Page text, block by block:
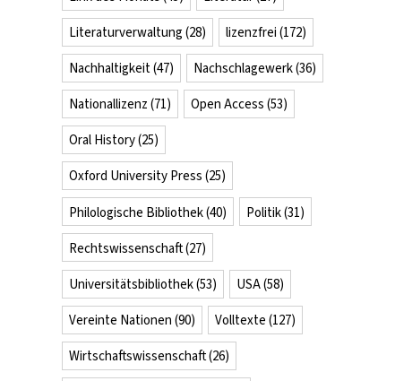
Literaturverwaltung (28) lizenzfrei (172)
Nachhaltigkeit(47) Nachschlagewerk(36)
Nationallizenz (71) Open Access (53)
Oral History(25)
Oxford University Press (25)
Philologische Bibliothek(40) Politik(31)
Rechtswissenschaft(27)
Universitätsbibliothek(53) USA(58)
Vereinte Nationen (90) Volltexte (127)
Wirtschaftswissenschaft(26)